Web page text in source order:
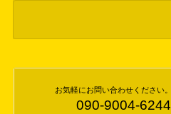
お気軽にお問い合わせください。
090-9004-6244